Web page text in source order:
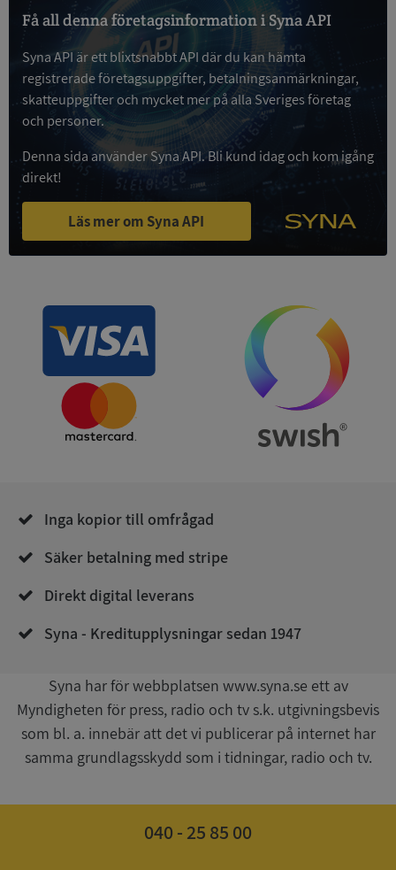
Få all denna företagsinformation i Syna API
Syna API är ett blixtsnabbt API där du kan hämta
registrerade företagsuppgifter, betalningsanmärkningar,
skatteuppgifter och mycket mer på alla Sveriges företag
och personer.
Denna sida använder Syna API. Bli kund idag och kom igång
direkt!
Läs mer om Syna API
Inga kopior till omfrågad
Säker betalning med stripe
Direkt digital leverans
Syna - Kreditupplysningar sedan 1947
Syna har för webbplatsen www.syna.se ett av
Myndigheten för press, radio och tv s.k. utgivningsbevis
som bl. a. innebär att det vi publicerar på internet har
samma grundlagsskydd som i tidningar, radio och tv.
040 - 25 85 00
VISITOR_PRIVACY_METADATA
YouTube
.youtube.com
ASP.NET_SessionId
Corporation
ARRAffinity
Microsoft
Corporation
.syna.se
__RequestVerificationToken
CookieScriptConsent
CookieScript
.syna.se
1 år 1
månad
Google
Privacy Policy